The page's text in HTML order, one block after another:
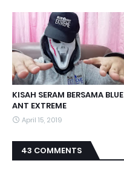
KISAH SERAM BERSAMA BLUE
ANT EXTREME
April 15, 2019
43 COMMENTS